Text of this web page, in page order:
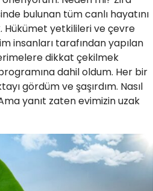
bulunan tüm canlı hayatını
yetkilileri ve çevre
insanları tarafından yapılan
dikkat çekilmek
dahil oldum. Her bir
gördüm ve şaşırdım. Nasıl
yanıt zaten evimizin uzak